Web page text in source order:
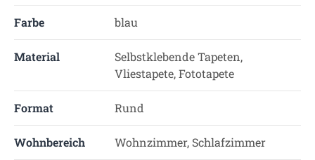
Farbe blau
Material
Selbstklebende Tapeten,
Vliestapete, Fototapete
Format Rund
Wohnbereich Wohnzimmer, Schlafzimmer